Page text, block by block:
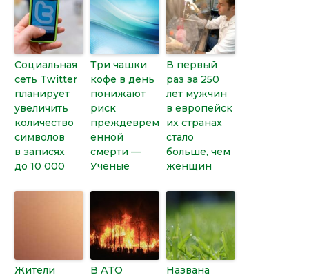
Социальная
сеть Twitter
планирует
увеличить
количество
символов
в записях
до 10 000
Три чашки
кофе в день
понижают
риск
преждеврем
енной
смерти —
Ученые
В первый
раз за 250
лет мужчин
в европейск
их странах
стало
больше, чем
женщин
Жители
В АТО
Названа